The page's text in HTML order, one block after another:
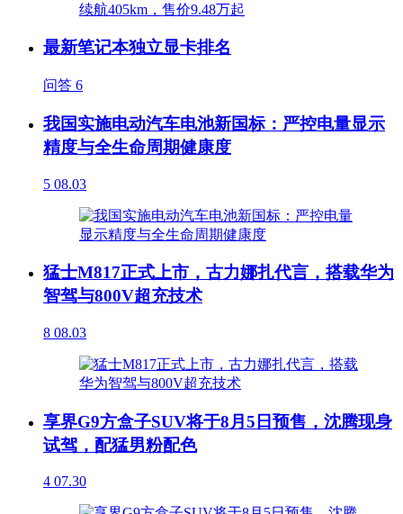
最新笔记本独立显卡排名
问答 6
我国实施电动汽车电池新国标：严控电量显示
精度与全生命周期健康度
5 08.03
猛士M817正式上市，古力娜扎代言，搭载华为
智驾与800V超充技术
8 08.03
享界G9方盒子SUV将于8月5日预售，沈腾现身
试驾，配猛男粉配色
4 07.30